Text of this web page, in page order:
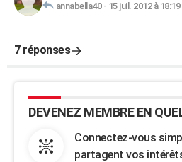
annabella40- 15 juil. 2012 à 18:19
7 réponses
DEVENEZ MEMBRE EN
Connectez-vous
partagent vos